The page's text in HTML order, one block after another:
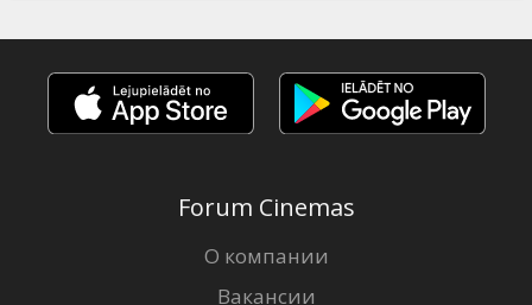
Forum Cinemas
О компании
Вакансии